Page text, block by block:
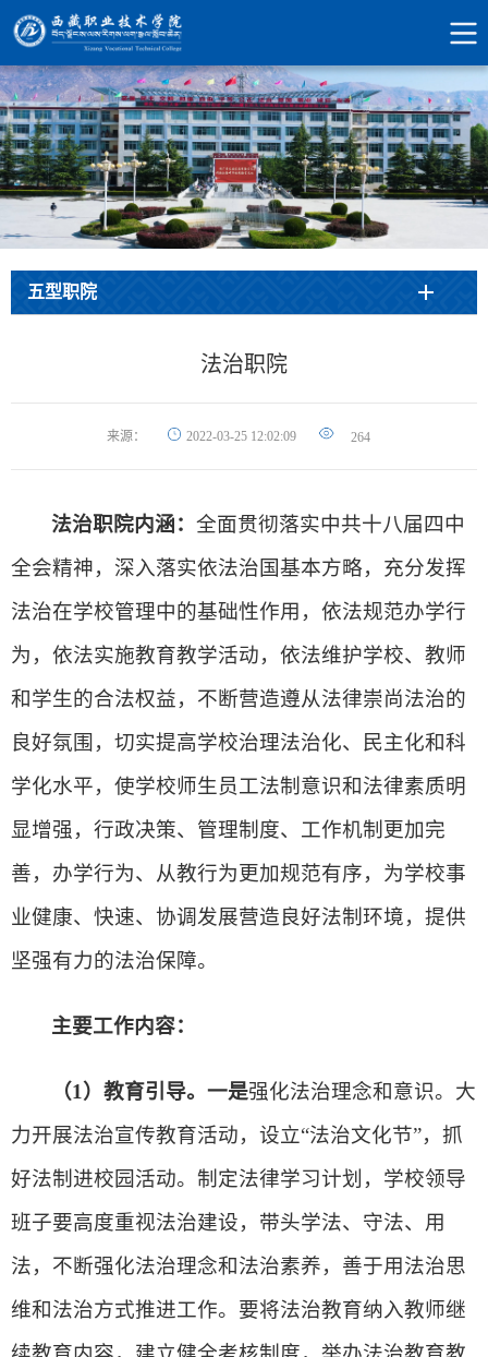
五型职院
法治职院
来源： 2022-03-25 12:02:09 264
法治职院内涵：全面贯彻落实中共十八届四中
全会精神，深入落实依法治国基本方略，充分发挥
法治在学校管理中的基础性作用，依法规范办学行
为，依法实施教育教学活动，依法维护学校、教师
和学生的合法权益，不断营造遵从法律崇尚法治的
良好氛围，切实提高学校治理法治化、民主化和科
学化水平，使学校师生员工法制意识和法律素质明
显增强，行政决策、管理制度、工作机制更加完
善，办学行为、从教行为更加规范有序，为学校事
业健康、快速、协调发展营造良好法制环境，提供
坚强有力的法治保障。
主要工作内容：
（1）教育引导。一是强化法治理念和意识。大
力开展法治宣传教育活动，设立“法治文化节”，抓
好法制进校园活动。制定法律学习计划，学校领导
班子要高度重视法治建设，带头学法、守法、用
法，不断强化法治理念和法治素养，善于用法治思
维和法治方式推进工作。要将法治教育纳入教师继